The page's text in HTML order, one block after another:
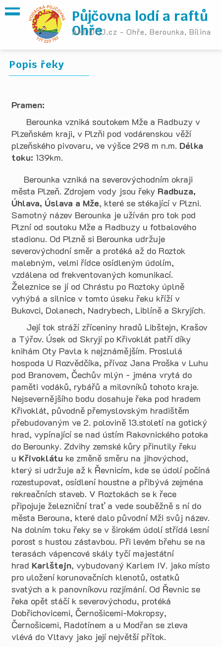
Půjčovna lodí a raftů
Ohře
AHOOOJ.cz - Ohře, Berounka, Bílina
Popis řeky
Pramen:
Berounka vzniká soutokem Mže a Radbuzy v
Plzeňském kraji, v Plzňi pod vodárenskou věží
plzeňského pivovaru, ve výšce 298 m n.m. Délka
toku: 139km.
Berounka vzniká na severovýchodním okraji
města Plzeň. Zdrojem vody jsou řeky Radbuza,
Úhlava, Úslava a Mže, které se stékající v Plzni.
Samotný název Berounka je užíván pro tok pod
Plzní od soutoku Mže a Radbuzy u fotbalového
stadionu. Od Plzně si Berounka udržuje
severovýchodní směr a protéká až do Roztok
malebným, velmi řídce osídleným údolím,
vzdálena od frekventovaných komunikací.
Železnice se jí od Chrástu po Roztoky úplně
vyhýbá a silnice v tomto úseku řeku kříží v
Bukovci, Dolanech, Nadrybech, Liblíně a Skryjích.
Její tok stráží zříceniny hradů Libštejn, Krašov
a Týřov. Úsek od Skryjí po Křivoklát patří díky
knihám Oty Pavla k nejznámějším. Proslulá
hospoda U Rozvědčíka, přívoz Jana Proška v Luhu
pod Branovem, Čechův mlýn - jména vrytá do
paměti vodáků, rybářů a milovníků tohoto kraje.
Nejsevernějšího bodu dosahuje řeka pod hradem
Křivoklát, původně přemyslovským hradištěm
přebudovaným ve 2. polovině 13.století na gotický
hrad, vypínající se nad ústím Rakovnického potoka
do Berounky. Zdvihy zemské kůry přinutily řeku
u Křivoklátu ke změně směru na jihovýchod,
který si udržuje až k Řevnicím, kde se údolí počíná
rozestupovat, osídlení houstne a přibývá zejména
rekreačních staveb. V Roztokách se k řece
připojuje železniční trať a vede souběžně s ní do
města Berouna, které dalo původní Mži svůj název.
Na dolním toku řeky se v širokém údolí střídá lesní
porost s hustou zástavbou. Při levém břehu se na
terasách vápencové skály tyčí majestátní
hrad Karlštejn, vybudovaný Karlem IV. jako místo
pro uložení korunovačních klenotů, ostatků
svatých a k panovníkovu rozjímání. Od Řevnic se
řeka opět stáčí k severovýchodu, protéká
Dobřichovicemi, Černošicemi-Mokropsy,
Černošicemi, Radotínem a u Modřan se zleva
vlévá do Vltavy jako její největší přítok.